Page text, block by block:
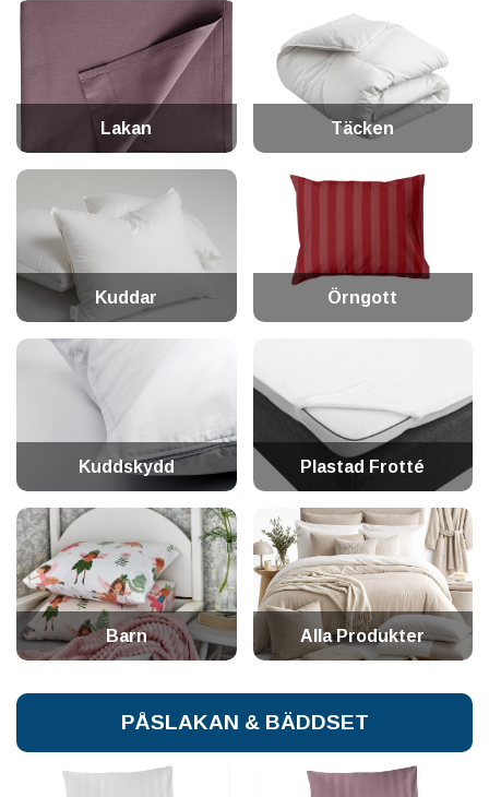
Lakan Täcken
Kuddar Örngott
Kuddskydd Plastad Frotté
Barn Alla Produkter
PÅSLAKAN & BÄDDSET